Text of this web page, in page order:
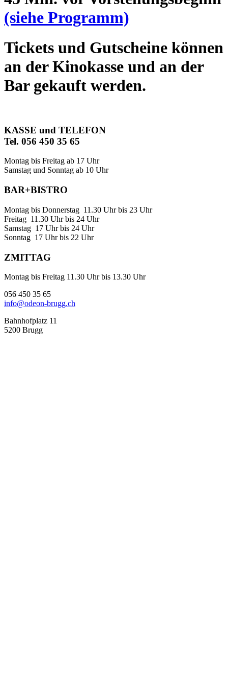
(siehe Programm)
Tickets und Gutscheine können
an der Kinokasse und an der
Bar gekauft werden.
KASSE und TELEFON
Tel. 056 450 35 65
Montag bis Freitag ab 17 Uhr
Samstag und Sonntag ab 10 Uhr
BAR+BISTRO
Montag bis Donnerstag 11.30 Uhr bis 23 Uhr
Freitag 11.30 Uhr bis 24 Uhr
Samstag 17 Uhr bis 24 Uhr
Sonntag 17 Uhr bis 22 Uhr
ZMITTAG
Montag bis Freitag 11.30 Uhr bis 13.30 Uhr
056 450 35 65
info@odeon-brugg.ch
Bahnhofplatz 11
5200 Brugg